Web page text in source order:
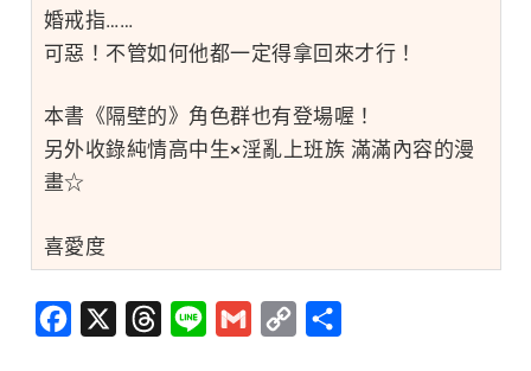
婚戒指……
可惡！不管如何他都一定得拿回來才行！
本書《隔壁的》角色群也有登場喔！
另外收錄純情高中生×淫亂上班族 滿滿內容的漫
畫☆
喜愛度
Facebook Threads
Line Gmail
Copy